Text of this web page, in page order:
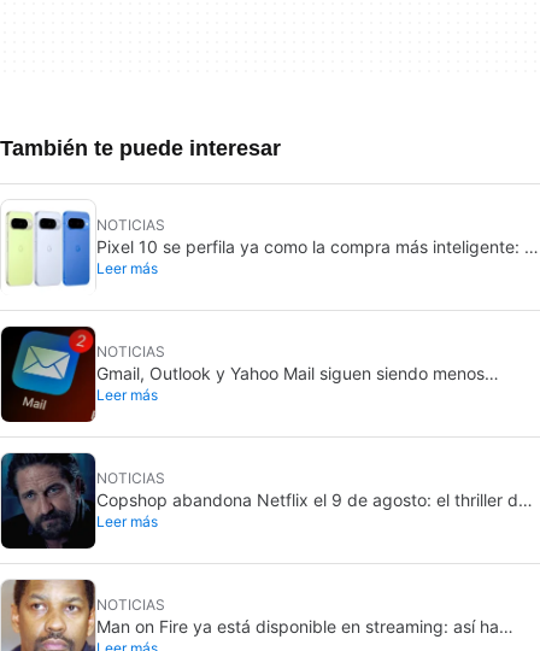
También te puede interesar
NOTICIAS
Pixel 10 se perfila ya como la compra más inteligente: el
Pixel 11 subiría 100 dólares
Leer más
NOTICIAS
Gmail, Outlook y Yahoo Mail siguen siendo menos
seguros que los chats
Leer más
NOTICIAS
Copshop abandona Netflix el 9 de agosto: el thriller de
Gerard Butler apura sus últimos días
Leer más
NOTICIAS
Man on Fire ya está disponible en streaming: así ha